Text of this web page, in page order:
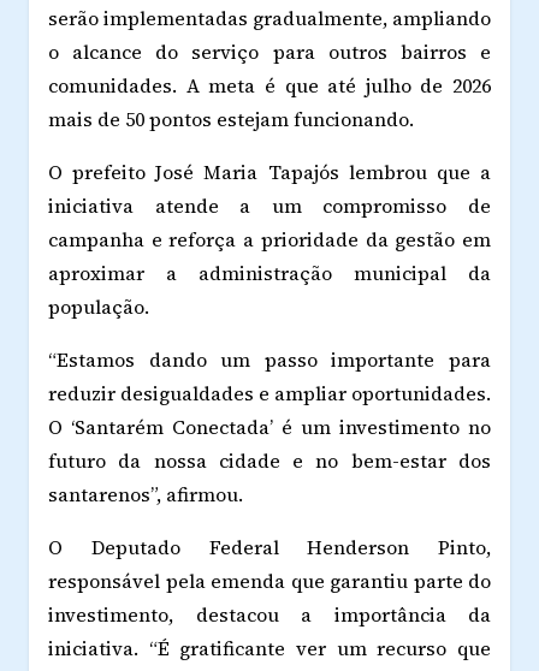
serão implementadas gradualmente, ampliando
o alcance do serviço para outros bairros e
comunidades. A meta é que até julho de 2026
mais de 50 pontos estejam funcionando.
O prefeito José Maria Tapajós lembrou que a
iniciativa atende a um compromisso de
campanha e reforça a prioridade da gestão em
aproximar a administração municipal da
população.
“Estamos dando um passo importante para
reduzir desigualdades e ampliar oportunidades.
O ‘Santarém Conectada’ é um investimento no
futuro da nossa cidade e no bem-estar dos
santarenos”, afirmou.
O Deputado Federal Henderson Pinto,
responsável pela emenda que garantiu parte do
investimento, destacou a importância da
iniciativa. “É gratificante ver um recurso que